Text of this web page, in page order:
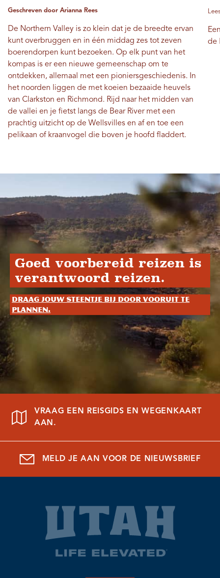
Geschreven door Arianna Rees
De Northern Valley is zo klein dat je de breedte ervan
kunt overbruggen en in één middag zes tot zeven
boerendorpen kunt bezoeken. Op elk punt van het
kompas is er een nieuwe gemeenschap om te
ontdekken, allemaal met een pioniersgeschiedenis. In
het noorden liggen de met koeien bezaaide heuvels
van Clarkston en Richmond. Rijd naar het midden van
de vallei en je fietst langs de Bear River met een
prachtig uitzicht op de Wellsvilles en af ​​en toe een
pelikaan of kraanvogel die boven je hoofd fladdert.
de
Goed voorbereid reizen is
verantwoord reizen.
Draag jouw steentje bij door vooruit te
plannen.
VRAAG EEN REISGIDS EN WEGENKAART
AAN.
MELD JE AAN VOOR DE NIEUWSBRIEF